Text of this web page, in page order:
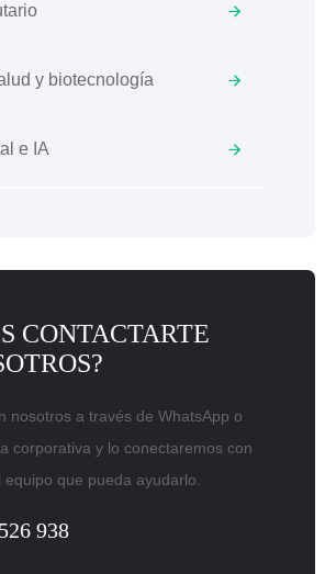
y biotecnología
e IA
CONTACTARTE
nosotros a través de WhatsApp o
corporativa y lo conectaremos con
que pueda ayudarlo.
938